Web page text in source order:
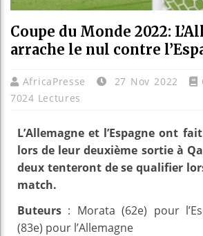
Coupe du Monde 2022:
arrache le nul contre
AfricaPresse 27 Nov 2022
7024 Lectures
L’Allemagne et l’Espagne ont
lors de leur deuxième sortie à
deux tenteront de se qualifier
match.
Buteurs : Morata (62e) pour
(83e) pour l’Allemagne